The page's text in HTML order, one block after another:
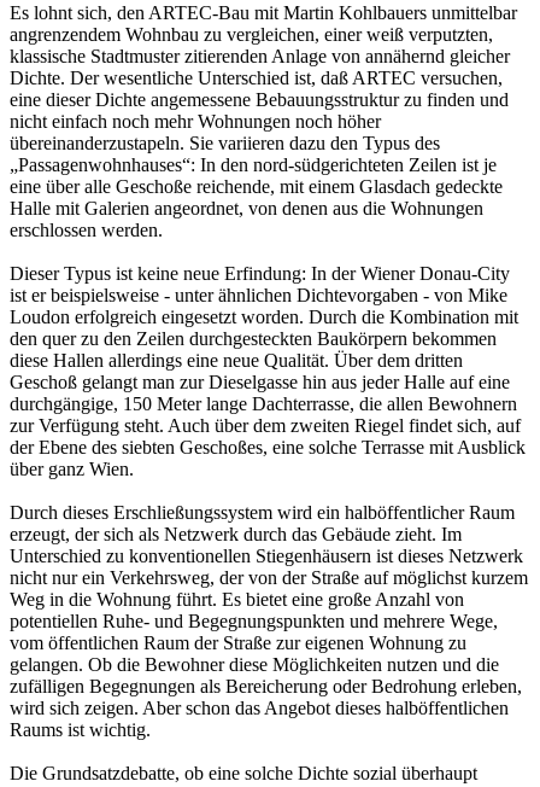
Es lohnt sich, den ARTEC-Bau mit Martin Kohlbauers unmittelbar
angrenzendem Wohnbau zu vergleichen, einer weiß verputzten,
klassische Stadtmuster zitierenden Anlage von annähernd gleicher
Dichte. Der wesentliche Unterschied ist, daß ARTEC versuchen,
eine dieser Dichte angemessene Bebauungsstruktur zu finden und
nicht einfach noch mehr Wohnungen noch höher
übereinanderzustapeln. Sie variieren dazu den Typus des
„Passagenwohnhauses“: In den nord-südgerichteten Zeilen ist je
eine über alle Geschoße reichende, mit einem Glasdach gedeckte
Halle mit Galerien angeordnet, von denen aus die Wohnungen
erschlossen werden.
Dieser Typus ist keine neue Erfindung: In der Wiener Donau-City
ist er beispielsweise - unter ähnlichen Dichtevorgaben - von Mike
Loudon erfolgreich eingesetzt worden. Durch die Kombination mit
den quer zu den Zeilen durchgesteckten Baukörpern bekommen
diese Hallen allerdings eine neue Qualität. Über dem dritten
Geschoß gelangt man zur Dieselgasse hin aus jeder Halle auf eine
durchgängige, 150 Meter lange Dachterrasse, die allen Bewohnern
zur Verfügung steht. Auch über dem zweiten Riegel findet sich, auf
der Ebene des siebten Geschoßes, eine solche Terrasse mit Ausblick
über ganz Wien.
Durch dieses Erschließungssystem wird ein halböffentlicher Raum
erzeugt, der sich als Netzwerk durch das Gebäude zieht. Im
Unterschied zu konventionellen Stiegenhäusern ist dieses Netzwerk
nicht nur ein Verkehrsweg, der von der Straße auf möglichst kurzem
Weg in die Wohnung führt. Es bietet eine große Anzahl von
potentiellen Ruhe- und Begegnungspunkten und mehrere Wege,
vom öffentlichen Raum der Straße zur eigenen Wohnung zu
gelangen. Ob die Bewohner diese Möglichkeiten nutzen und die
zufälligen Begegnungen als Bereicherung oder Bedrohung erleben,
wird sich zeigen. Aber schon das Angebot dieses halböffentlichen
Raums ist wichtig.
Die Grundsatzdebatte, ob eine solche Dichte sozial überhaupt